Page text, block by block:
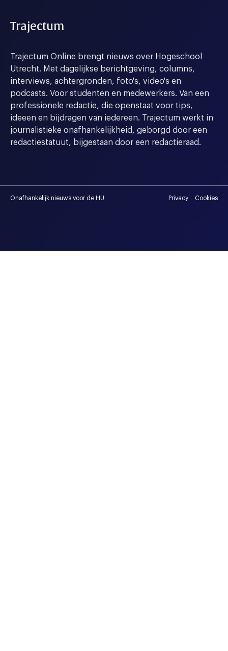
Trajectum
Trajectum Online brengt nieuws over Hogeschool
Utrecht. Met dagelijkse berichtgeving, columns,
interviews, achtergronden, foto's, video's en
podcasts. Voor studenten en medewerkers. Van een
professionele redactie, die openstaat voor tips,
ideeen en bijdragen van iedereen. Trajectum werkt in
journalistieke onafhankelijkheid, geborgd door een
redactiestatuut, bijgestaan door een redactieraad.
Onafhankelijk nieuws voor de HU Privacy Cookies